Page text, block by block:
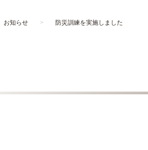
お知らせ > 防災訓練を実施しました